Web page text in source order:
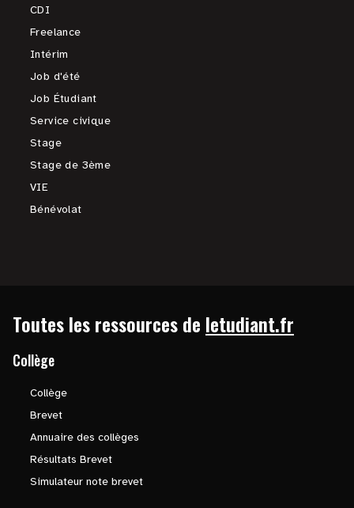
CDI
Freelance
Intérim
Job d'été
Job Étudiant
Service civique
Stage
Stage de 3ème
VIE
Bénévolat
Toutes les ressources de letudiant.fr
Collège
Collège
Brevet
Annuaire des collèges
Résultats Brevet
Simulateur note brevet